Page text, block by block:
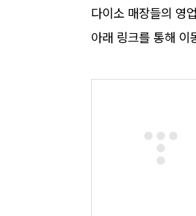
다이소 매장들의 영
아래 링크를 통해 이